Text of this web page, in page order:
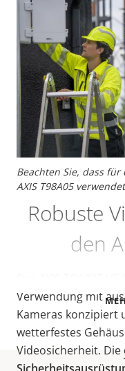
Beachten Sie, dass
AXIS T98A05
Robuste
den
Verwendung mit
Kameras konzipiert
wetterfestes
Videosicherheit. Die